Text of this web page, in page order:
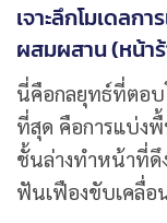
เจาะลึกโมเดลก
ผสมผสาน (หน้า
นี่คือกลยุทธ์ที่ตอบ
ที่สุด คือการแบ่ง
ชั้นล่างทำหน้าที่
ฟันเฟืองขับเคลื่อ